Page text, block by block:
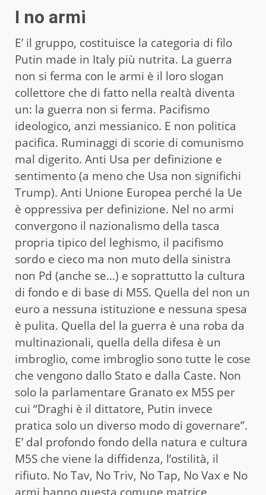
I no armi
E’ il gruppo, costituisce la categoria di filo
Putin made in Italy più nutrita. La guerra
non si ferma con le armi è il loro slogan
collettore che di fatto nella realtà diventa
un: la guerra non si ferma. Pacifismo
ideologico, anzi messianico. E non politica
pacifica. Ruminaggi di scorie di comunismo
mal digerito. Anti Usa per definizione e
sentimento (a meno che Usa non significhi
Trump). Anti Unione Europea perché la Ue
è oppressiva per definizione. Nel no armi
convergono il nazionalismo della tasca
propria tipico del leghismo, il pacifismo
sordo e cieco ma non muto della sinistra
non Pd (anche se…) e soprattutto la cultura
di fondo e di base di M5S. Quella del non un
euro a nessuna istituzione e nessuna spesa
è pulita. Quella del la guerra è una roba da
multinazionali, quella della difesa è un
imbroglio, come imbroglio sono tutte le cose
che vengono dallo Stato e dalla Caste. Non
solo la parlamentare Granato ex M5S per
cui “Draghi è il dittatore, Putin invece
pratica solo un diverso modo di governare”.
E’ dal profondo fondo della natura e cultura
M5S che viene la diffidenza, l’ostilità, il
rifiuto. No Tav, No Triv, No Tap, No Vax e No
armi hanno questa comune matrice